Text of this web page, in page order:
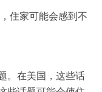
住家可能会感到不
。在美国，这些话